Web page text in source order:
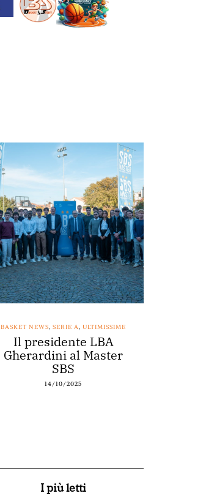
BASKET NEWS,SERIE A,ULTIMISSIME
Il presidente LBA
Gherardini al Master
SBS
14/10/2025
I più letti